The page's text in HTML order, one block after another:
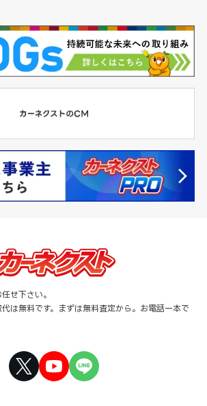
せ下さい。
は無料です。まずは無料査定から。お電話一本で